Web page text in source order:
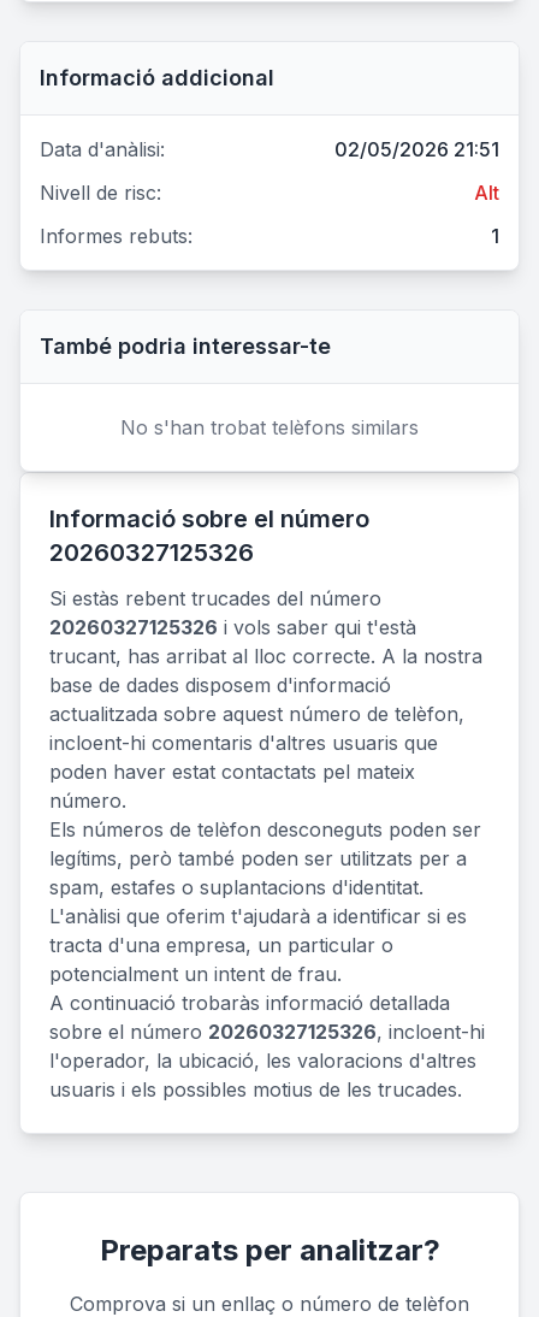
Informació addicional
Data d'anàlisi:
02/05/2026 21:51
Nivell de risc:
Alt
Informes rebuts:
1
També podria interessar-te
No s'han trobat telèfons similars
Informació sobre el número
20260327125326
Si estàs rebent trucades del número
20260327125326 i vols saber qui t'està
trucant, has arribat al lloc correcte. A la nostra
base de dades disposem d'informació
actualitzada sobre aquest número de telèfon,
incloent-hi comentaris d'altres usuaris que
poden haver estat contactats pel mateix
número.
Els números de telèfon desconeguts poden ser
legítims, però també poden ser utilitzats per a
spam, estafes o suplantacions d'identitat.
L'anàlisi que oferim t'ajudarà a identificar si es
tracta d'una empresa, un particular o
potencialment un intent de frau.
A continuació trobaràs informació detallada
sobre el número 20260327125326, incloent-hi
l'operador, la ubicació, les valoracions d'altres
usuaris i els possibles motius de les trucades.
Preparats per analitzar?
Comprova si un enllaç o número de telèfon